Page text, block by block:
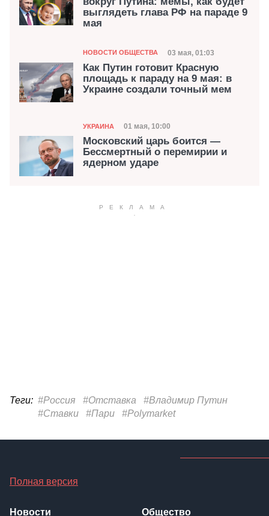
выглядеть глава РФ на параде 9
мая
Категория
НОВОСТИ ОБЩЕСТВА Дата публикации
03 мая, 01:03
Как Путин готовит Красную
площадь к параду на 9 мая: в
Украине создали точный мем
Категория
УКРАИНА Дата публикации
01 мая, 10:00
Московский царь боится —
Бессмертный о перемирии и
ядерном ударе
Теги: #Россия #Отставка
#Владимир Путин
#Ставки
#Пари #Polymarket
Полная версия
Новости Общество